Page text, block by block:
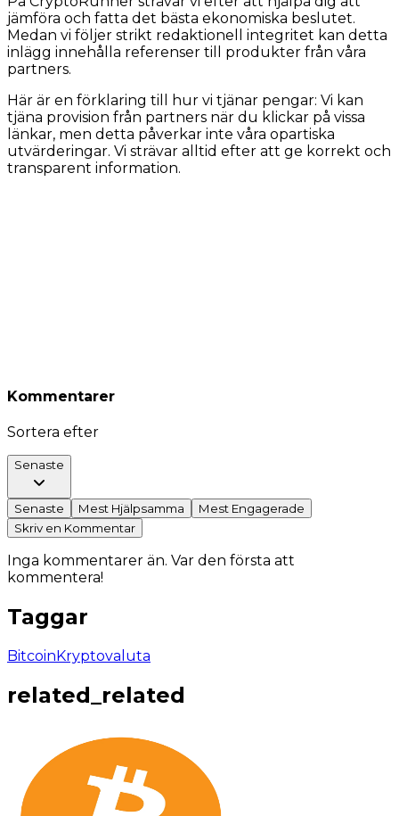
jämföra och fatta det bästa ekonomiska beslutet.
Medan vi följer strikt redaktionell integritet kan detta
inlägg innehålla referenser till produkter från våra
partners.
Här är en förklaring till hur vi tjänar pengar: Vi kan
tjäna provision från partners när du klickar på vissa
länkar, men detta påverkar inte våra opartiska
utvärderingar. Vi strävar alltid efter att ge korrekt och
transparent information.
Kommentarer
Sortera efter
Senaste
Senaste Mest Hjälpsamma
Mest Engagerade
Skriv en Kommentar
Inga kommentarer än. Var den första att
kommentera!
Taggar
BitcoinKryptovaluta
related_related